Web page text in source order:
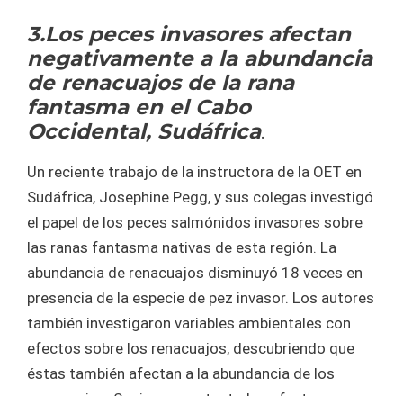
3.Los peces invasores afectan
negativamente a la abundancia
de renacuajos de la rana
fantasma en el Cabo
Occidental, Sudáfrica.
Un reciente trabajo de la instructora de la OET en
Sudáfrica, Josephine Pegg, y sus colegas investigó
el papel de los peces salmónidos invasores sobre
las ranas fantasma nativas de esta región. La
abundancia de renacuajos disminuyó 18 veces en
presencia de la especie de pez invasor. Los autores
también investigaron variables ambientales con
efectos sobre los renacuajos, descubriendo que
éstas también afectan a la abundancia de los